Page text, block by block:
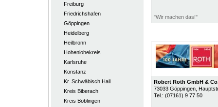
Freiburg
Friedrichshafen
Göppingen
Heidelberg
Heilbronn
Hohenlohekreis
Karlsruhe
Konstanz
Kr. Schwäbisch Hall
Kreis Biberach
Kreis Böblingen
"Wir machen das!"
Robert Roth GmbH &
73033 Göppingen,
Tel.: (07161) 9 77 50